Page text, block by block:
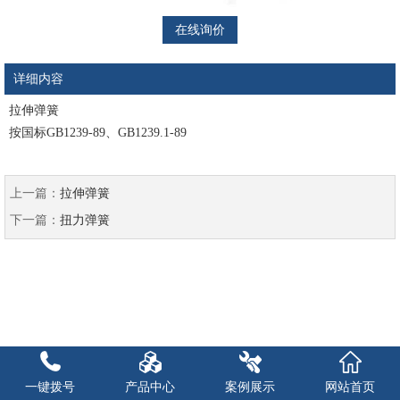
在线询价
详细内容
拉伸弹簧
按国标GB1239-89、GB1239.1-89
上一篇： 拉伸弹簧
下一篇： 扭力弹簧
一键拨号 产品中心 案例展示 网站首页